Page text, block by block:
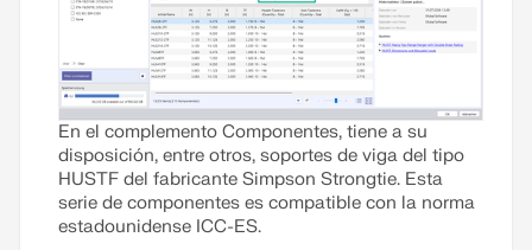
En el complemento Componentes, tiene a su
disposición, entre otros, soportes de viga del tipo
HUSTF del fabricante Simpson Strongtie. Esta
serie de componentes es compatible con la norma
estadounidense ICC-ES.